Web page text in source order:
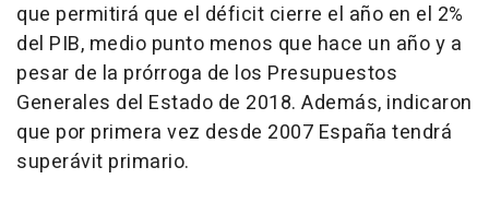
que permitirá que el déficit cierre el año en el 2%
del PIB, medio punto menos que hace un año y a
pesar de la prórroga de los Presupuestos
Generales del Estado de 2018. Además, indicaron
que por primera vez desde 2007 España tendrá
superávit primario.